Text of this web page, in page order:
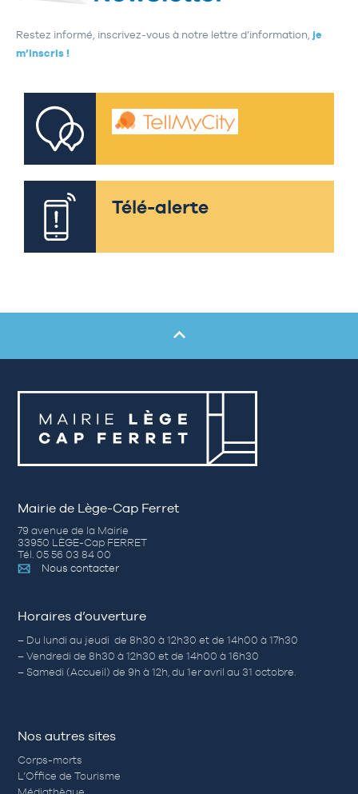
Restez informé, inscrivez-vous à notre lettre d’information, je
m’inscris !
Télé-alerte
Mairie de Lège-Cap Ferret
79 avenue de la Mairie
33950 LÈGE-Cap FERRET
Tél. 05 56 03 84 00
Nous contacter
Horaires d’ouverture
– Du lundi au jeudi de 8h30 à 12h30 et de 14h00 à 17h30
– Vendredi de 8h30 à 12h30 et de 14h00 à 16h30
– Samedi (Accueil) de 9h à 12h, du 1er avril au 31 octobre.
Nos autres sites
Corps-morts
L’Office de Tourisme